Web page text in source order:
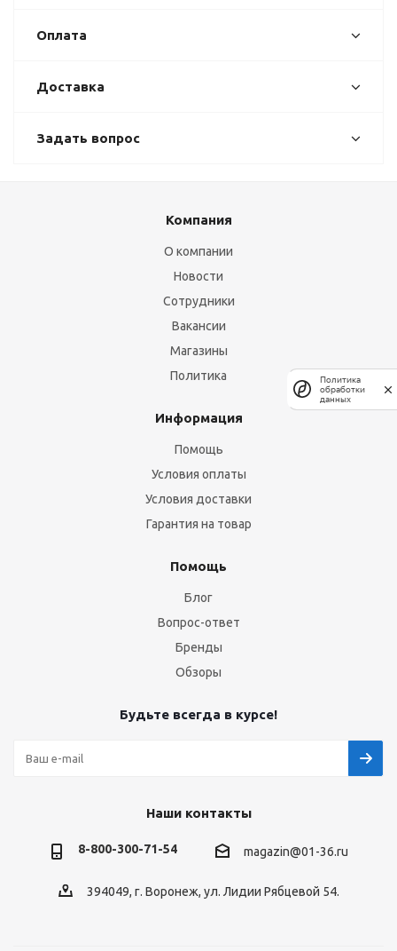
Оплата
Доставка
Задать вопрос
Компания
О компании
Новости
Сотрудники
Вакансии
Магазины
Политика
Информация
Помощь
Условия оплаты
Условия доставки
Гарантия на товар
Помощь
Блог
Вопрос-ответ
Бренды
Обзоры
Будьте всегда в курсе!
Наши контакты
8-800-300-71-54 magazin@01-36.ru
394049, г. Воронеж, ул. Лидии Рябцевой 54.
Политика
обработки
данных